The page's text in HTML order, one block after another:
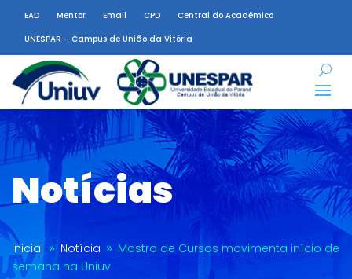
EAD Mentor Email CPD
Central do Acadêmico
UNESPAR – Campus de União da Vitória
Notícias
Inicial 9 Notícia 9 Mostra de Cursos movimenta início de
semana na Uniuv